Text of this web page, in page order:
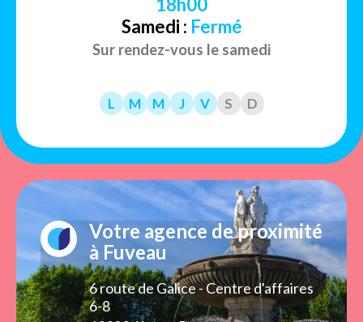
Samedi : Fermé
Sur rendez-vous le samedi
L M M J V S D
Votre agence de proximité
à Fuveau
6 route de Galice - Centre d'affaires
6-8